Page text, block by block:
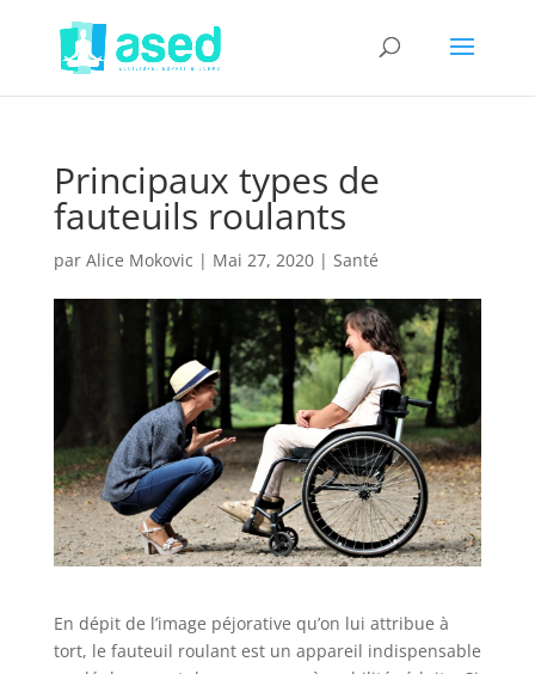
Principaux types de
fauteuils roulants
par Alice Mokovic | Mai 27, 2020| Santé
En dépit de l’image péjorative qu’on lui attribue à
tort, le fauteuil roulant est un appareil indispensable